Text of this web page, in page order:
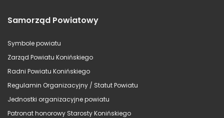
Samorząd Powiatowy
Symbole powiatu
Zarząd Powiatu Konińskiego
Radni Powiatu Konińskiego
Regulamin Organizacyjny / Statut Powiatu
Jednostki organizacyjne powiatu
Patronat honorowy Starosty Konińskiego